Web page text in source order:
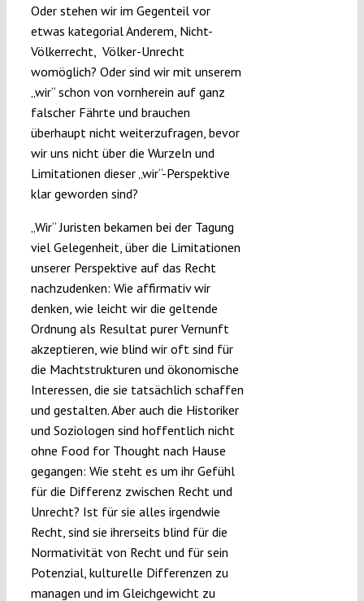
Oder stehen wir im Gegenteil vor
etwas kategorial Anderem, Nicht-
Völkerrecht, Völker-Unrecht
womöglich? Oder sind wir mit unserem
„wir“ schon von vornherein auf ganz
falscher Fährte und brauchen
überhaupt nicht weiterzufragen, bevor
wir uns nicht über die Wurzeln und
Limitationen dieser „wir“-Perspektive
klar geworden sind?
„Wir“ Juristen bekamen bei der Tagung
viel Gelegenheit, über die Limitationen
unserer Perspektive auf das Recht
nachzudenken: Wie affirmativ wir
denken, wie leicht wir die geltende
Ordnung als Resultat purer Vernunft
akzeptieren, wie blind wir oft sind für
die Machtstrukturen und ökonomische
Interessen, die sie tatsächlich schaffen
und gestalten. Aber auch die Historiker
und Soziologen sind hoffentlich nicht
ohne Food for Thought nach Hause
gegangen: Wie steht es um ihr Gefühl
für die Differenz zwischen Recht und
Unrecht? Ist für sie alles irgendwie
Recht, sind sie ihrerseits blind für die
Normativität von Recht und für sein
Potenzial, kulturelle Differenzen zu
managen und im Gleichgewicht zu